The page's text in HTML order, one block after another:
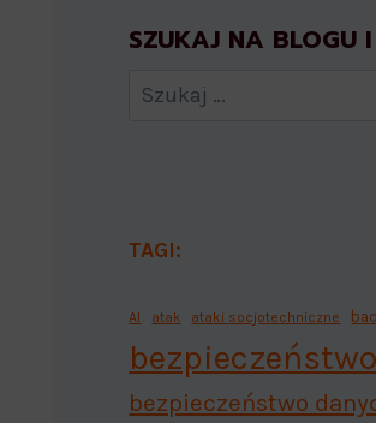
SZUKAJ NA BLOGU
TAGI:
AI atak ataki socjotechniczne
bezpieczeństwo
bezpieczeństwo